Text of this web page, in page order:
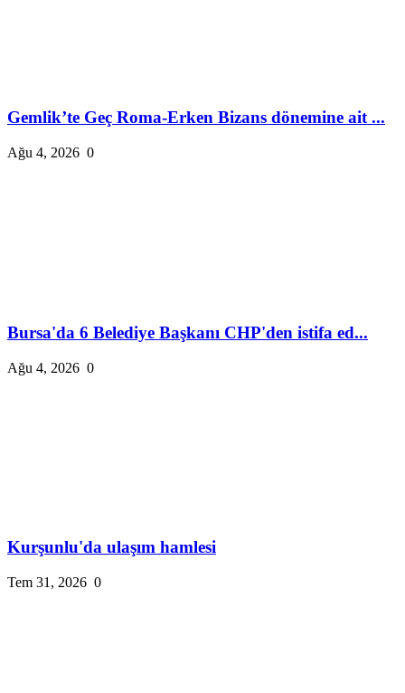
Gemlik’te Geç Roma-Erken Bizans dönemine ait ...
Ağu 4, 2026 0
Bursa'da 6 Belediye Başkanı CHP'den istifa ed...
Ağu 4, 2026 0
Kurşunlu'da ulaşım hamlesi
Tem 31, 2026 0